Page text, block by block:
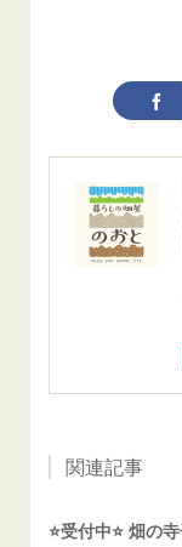
関連記事